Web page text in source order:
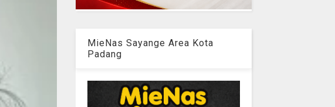
MieNas Sayange Area Kota
Padang